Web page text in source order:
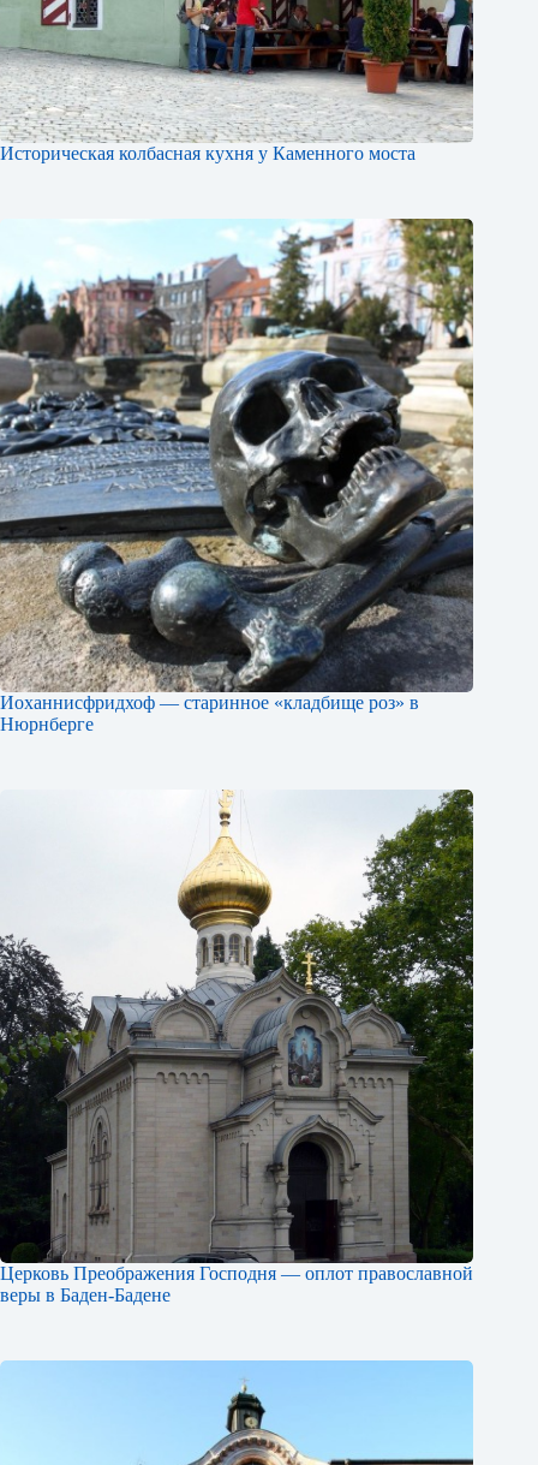
Историческая колбасная кухня у Каменного моста
Иоханнисфридхоф — старинное «кладбище роз» в
Нюрнберге
Церковь Преображения Господня — оплот православной
веры в Баден-Бадене